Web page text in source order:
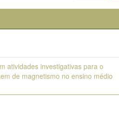
atividades investigativas para o
de magnetismo no ensino médio